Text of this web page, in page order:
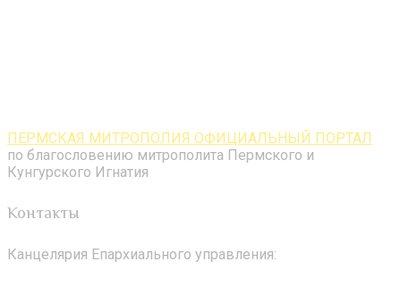
ПЕРМСКАЯ МИТРОПОЛИЯ ОФИЦИАЛЬНЫЙ ПОРТАЛ
по благословению митрополита Пермского и
Кунгурского Игнатия
Контакты
Канцелярия Епархиального управления: